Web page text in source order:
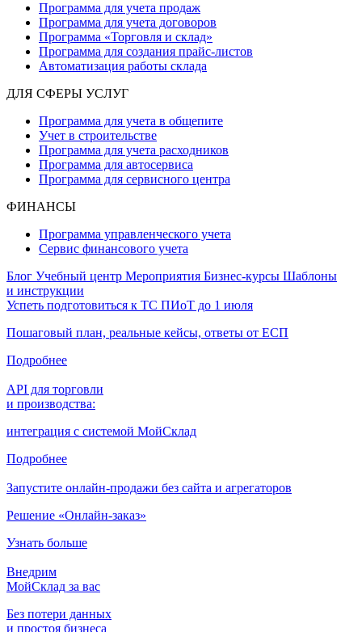
Программа для учета продаж
Программа для учета договоров
Программа «Торговля и склад»
Программа для создания прайс‑листов
Автоматизация работы склада
ДЛЯ СФЕРЫ УСЛУГ
Программа для учета в общепите
Учет в строительстве
Программа для учета расходников
Программа для автосервиса
Программа для сервисного центра
ФИНАНСЫ
Программа управленческого учета
Сервис финансового учета
Блог Учебный центр Мероприятия Бизнес-курсы Шаблоны
и инструкции
Успеть подготовиться к ТС ПИоТ до 1 июля
Пошаговый план, реальные кейсы, ответы от ЕСП
Подробнее
API для торговли
и производства:
интеграция с системой МойСклад
Подробнее
Запустите онлайн-продажи без сайта и агрегаторов
Решение «Онлайн-заказ»
Узнать больше
Внедрим
МойСклад за вас
Без потери данных
и простоя бизнеса